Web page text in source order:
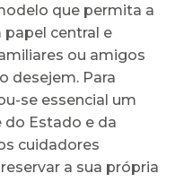
que permita a
central e
ou amigos
desejem. Para
se essencial um
Estado e da
cuidadores
a sua própria